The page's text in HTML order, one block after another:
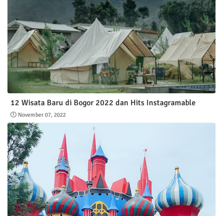
12 Wisata Baru di Bogor 2022 dan Hits Instagramable
November 07, 2022